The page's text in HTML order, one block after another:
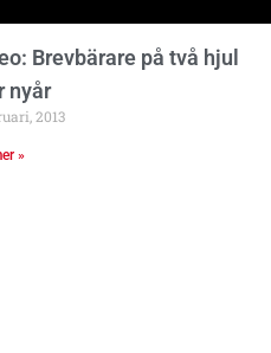
Brevbärare på två hjul
nyår
2013
»